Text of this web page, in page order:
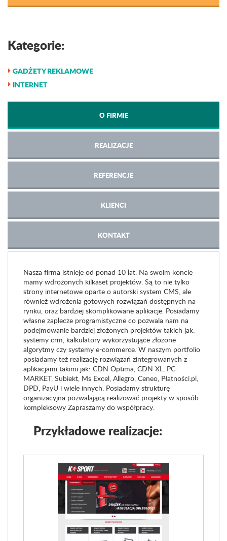
Kategorie:
GADŻETY REKLAMOWE
INTERNET
O FIRMIE
REALIZACJE
REFERENCJE
KLIENCI
KONTAKT
Nasza firma istnieje od ponad 10 lat. Na swoim koncie
mamy wdrożonych kilkaset projektów. Są to nie tylko
strony internetowe oparte o autorski system CMS, ale
również wdrożenia gotowych rozwiązań dostępnych na
rynku, oraz bardziej skomplikowane aplikacje. Posiadamy
własne zaplecze programistyczne co pozwala nam na
podejmowanie bardziej złożonych projektów takich jak:
systemy crm, kalkulatory wykorzystujące złożone
algorytmy czy systemy e-commerce. W naszym portfolio
posiadamy też realizację rozwiązań zintegrowanych z
aplikacjami takimi jak: CDN Optima, CDN XL, PC-
MARKET, Subiekt, Ms Excel, Allegro, Ceneo, Płatności.pl,
DPD, PayU i wiele innych. Posiadamy strukturę
organizacyjna pozwalającą realizować projekty w sposób
kompleksowy Zapraszamy do współpracy.
Przykładowe realizacje: